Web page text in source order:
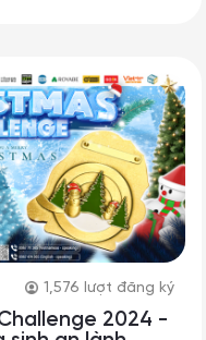
1,576 lượt đăng ký
2024 -